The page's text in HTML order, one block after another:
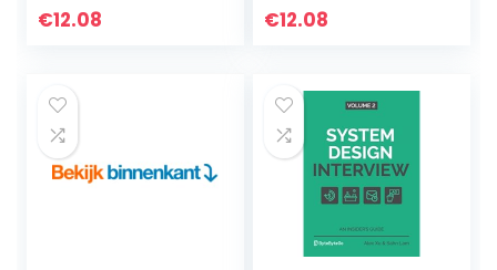
Kindle-editie
€12.08
React Native &
€12.08